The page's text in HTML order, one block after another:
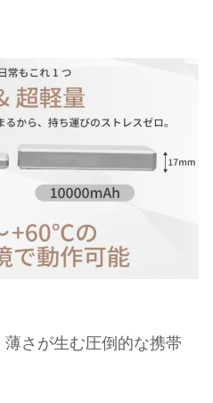
さが生む圧倒的な携帯